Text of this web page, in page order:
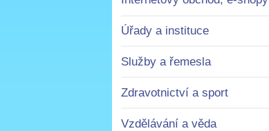
Úřady a instituce
Služby a řemesla
Zdravotnictví a sport
Vzdělávání a věda